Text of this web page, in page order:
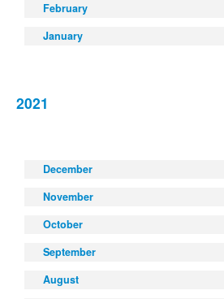
February
January
2021
December
November
October
September
August